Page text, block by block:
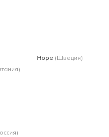
Hope (Швеция)